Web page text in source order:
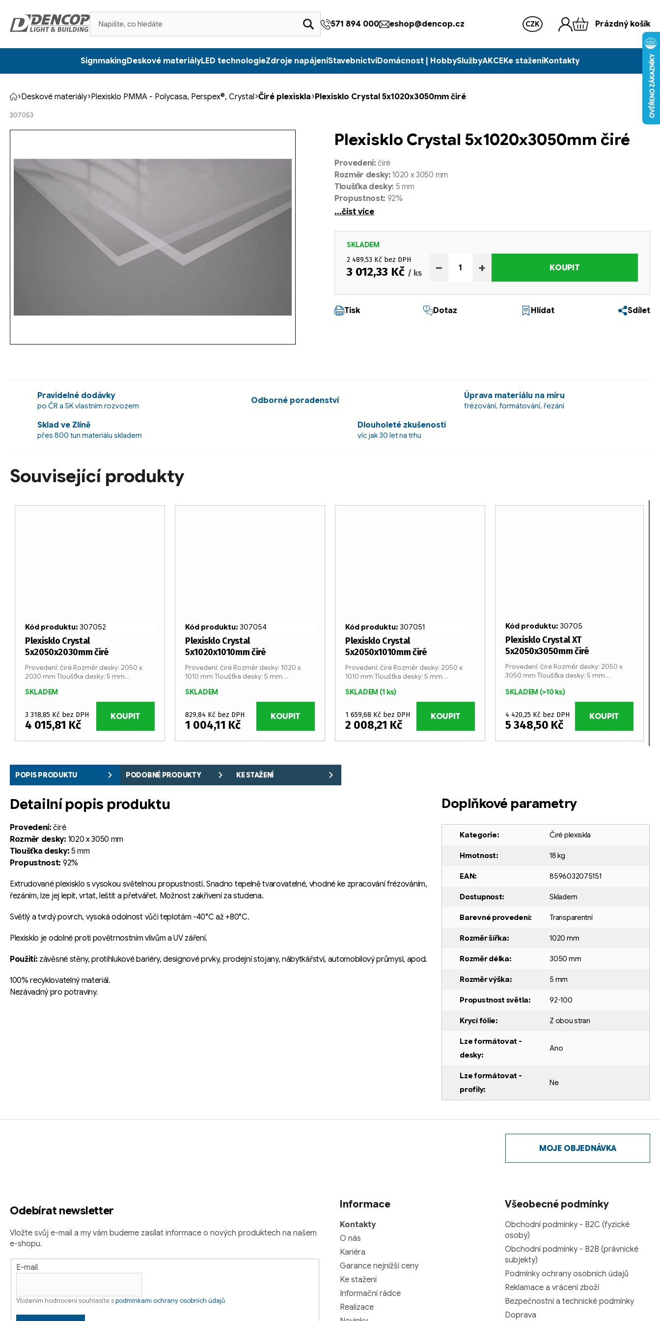
obsah
571 894 000 eshop@dencop.cz CZK Prázdný košík
SignmakingDeskové materiályLED technologieZdroje napájeníStavebnictvíDomácnost | HobbySlužbyAKCEKe staženíKontakty
Domů
Deskové materiály Plexisklo PMMA - Polycasa, Perspex®, Crystal Čiré plexiskla Plexisklo Crystal 5x1020x3050mm čiré
307053
Plexisklo Crystal 5x1020x3050mm čiré
SKLADEM
3 012,33 Kč / ks
2 489,53 Kč bez DPH
+
− KOUPIT
Provedení: čiré
Rozměr desky: 1020 x 3050 mm
Tloušťka desky: 5 mm
Propustnost: 92%
...číst více
Tisk Dotaz Hlídat Sdílet
Pravidelné dodávky
po ČR a SK vlastním rozvozem
Odborné poradenství
Úprava materiálu na míru
frézování, formátování, řezání
Sklad ve Zlíně
přes 800 tun materiálu skladem
Dlouholeté zkušenosti
víc jak 30 let na trhu
Související produkty
Plexisklo Crystal
5x2050x2030mm čiré
SKLADEM
3 318,85 Kč bez DPH
4 015,81 Kč
KOUPIT
Provedení: čiré Rozměr desky: 2050 x
2030 mm Tloušťka desky: 5 mm
Kód produktu: 307052
Plexisklo Crystal
5x1020x1010mm čiré
SKLADEM
829,84 Kč bez DPH
1 004,11 Kč
KOUPIT
Provedení: čiré Rozměr desky: 1020 x
1010 mm Tloušťka desky: 5 mm
Kód produktu: 307054
Plexisklo Crystal
5x2050x1010mm čiré
SKLADEM (1 ks)
1 659,68 Kč bez DPH
2 008,21 Kč
KOUPIT
Provedení: čiré Rozměr desky: 2050 x
1010 mm Tloušťka desky: 5 mm
Kód produktu: 307051
Plexisklo Crystal XT
5x2050x3050mm čiré
SKLADEM (>10 ks)
4 420,25 Kč bez DPH
5 348,50 Kč
KOUPIT
Provedení: čiré Rozměr desky: 2050 x
3050 mm Tloušťka desky: 5 mm
Kód produktu: 30705
POPIS PRODUKTU PODOBNÉ PRODUKTY KE STAŽENÍ
Detailní popis produktu
Provedení: čiré
Rozměr desky: 1020 x 3050 mm
Tloušťka desky: 5 mm
Propustnost: 92%
Extrudované plexisklo s vysokou světelnou propustností. Snadno tepelně tvarovatelné, vhodné ke zpracování frézováním,
řezáním, lze jej lepit, vrtat, leštit a přetvářet. Možnost zakřivení za studena.
Světlý a tvrdý povrch, vysoká odolnost vůči teplotám -40°C až +80°C.
Plexisklo je odolné proti povětrnostním vlivům a UV záření.
Použití: závěsné stěny, protihlukové bariéry, designové prvky, prodejní stojany, nábytkářství, automobilový průmysl, apod.
100% recyklovatelný materiál.
Nezávadný pro potraviny.
Doplňkové parametry
Kategorie: Čiré plexiskla
Hmotnost: 18 kg
EAN: 8596032075151
Dostupnost: Skladem
Barevné provedení: Transparentní
Rozměr šířka: 1020 mm
Rozměr délka: 3050 mm
Rozměr výška: 5 mm
Propustnost světla: 92-100
Krycí fólie: Z obou stran
Lze formátovat -
desky:
Ano
Lze formátovat -
profily:
Ne
Odebírat newsletter
Vložte svůj e-mail a my vám budeme zasílat informace o nových produktech na našem
e-shopu.
E-mail
Vložením hodnocení souhlasíte spodmínkami ochrany osobních údajů
Informace
Kontakty
O nás
Kariéra
Garance nejnižší ceny
Ke stažení
Informační rádce
Realizace
Všeobecné podmínky
Obchodní podmínky - B2C (fyzické
osoby)
Obchodní podmínky - B2B (právnické
subjekty)
Podmínky ochrany osobních údajů
Reklamace a vrácení zboží
Bezpečnostní a technické podmínky
Doprava
MOJE OBJEDNÁVKA